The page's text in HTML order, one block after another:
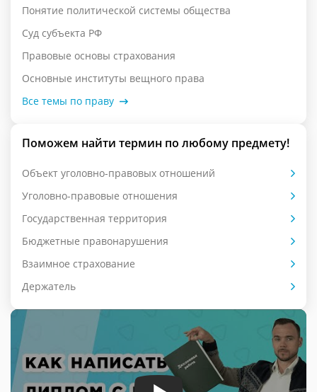
Понятие политической системы общества
Суд субъекта РФ
Правовые основы страхования
Основные институты вещного права
Все темы по праву
Поможем найти термин по любому предмету!
Объект уголовно-правовых отношений
Уголовно-правовые отношения
Государственная территория
Бюджетные правонарушения
Взаимное страхование
Держатель